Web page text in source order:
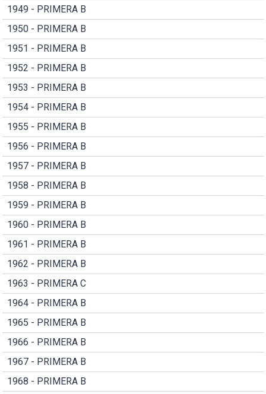
1949 - PRIMERA B
1950 - PRIMERA B
1951 - PRIMERA B
1952 - PRIMERA B
1953 - PRIMERA B
1954 - PRIMERA B
1955 - PRIMERA B
1956 - PRIMERA B
1957 - PRIMERA B
1958 - PRIMERA B
1959 - PRIMERA B
1960 - PRIMERA B
1961 - PRIMERA B
1962 - PRIMERA B
1963 - PRIMERA C
1964 - PRIMERA B
1965 - PRIMERA B
1966 - PRIMERA B
1967 - PRIMERA B
1968 - PRIMERA B